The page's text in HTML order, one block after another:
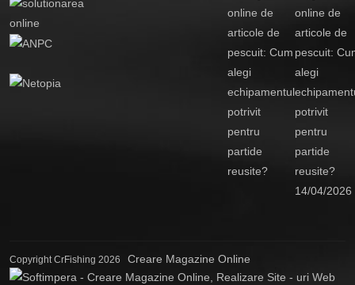
online de
articole de
pescuit:
alegi
potrivit
pentru
partide
reusite?
14/04/2026
Copyright CrFishing 2026 Creare Magazine Online